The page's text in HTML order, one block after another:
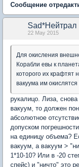
Сообщение
Sad*Нейтрал
22 May 2015
Для окисления
Корабли евы к
которого их крафтят
вакуума им
рукалицо. Лиза,
вакуум, то должен
абсолютное
допуском
на единицу объема?
вакуум, а вакуум >
1*10-10? Или в -20
спейс) и "ничто" это